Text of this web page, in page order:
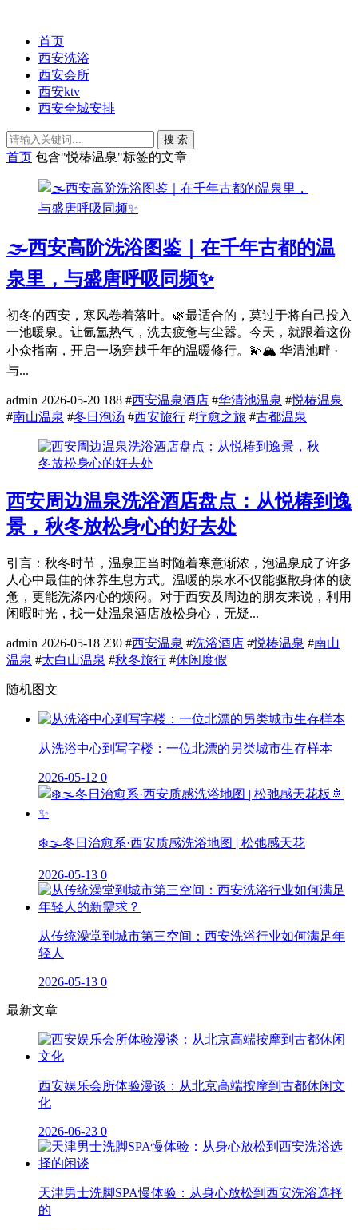
首页
西安洗浴
西安会所
西安ktv
西安全城安排
搜 索
首页 包含"悦椿温泉"标签的文章
🌫️西安高阶洗浴图鉴｜在千年古都的温
泉里，与盛唐呼吸同频✨
初冬的西安，寒风卷着落叶。🌿最适合的，莫过于将自己投入
一池暖泉。让氤氲热气，洗去疲惫与尘嚣。今天，就跟着这份
小众指南，开启一场穿越千年的温暖修行。💫🏔️ 华清池畔 ·
与...
admin 2026-05-20 188 #西安温泉酒店 #华清池温泉 #悦椿温泉
#南山温泉 #冬日泡汤 #西安旅行 #疗愈之旅 #古都温泉
西安周边温泉洗浴酒店盘点：从悦椿到逸
景，秋冬放松身心的好去处
引言：秋冬时节，温泉正当时随着寒意渐浓，泡温泉成了许多
人心中最佳的休养生息方式。温暖的泉水不仅能驱散身体的疲
惫，更能洗涤内心的烦闷。对于西安及周边的朋友来说，利用
闲暇时光，找一处温泉酒店放松身心，无疑...
admin 2026-05-18 230 #西安温泉 #洗浴酒店 #悦椿温泉 #南山
温泉 #太白山温泉 #秋冬旅行 #休闲度假
随机图文
从洗浴中心到写字楼：一位北漂的另类城市生存样本
2026-05-12 0
❄️🌫️冬日治愈系·西安质感洗浴地图 | 松弛感天花
2026-05-13 0
从传统澡堂到城市第三空间：西安洗浴行业如何满足年
轻人
2026-05-13 0
最新文章
西安娱乐会所体验漫谈：从北京高端按摩到古都休闲文
化
2026-06-23 0
天津男士洗脚SPA慢体验：从身心放松到西安洗浴选择
的